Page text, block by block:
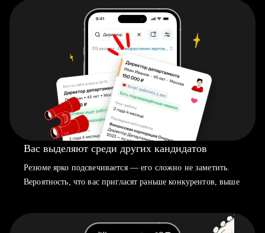
Вас выделяют среди других кандидатов
Резюме ярко подсвечивается — его сложно не заметить.
Вероятность, что вас пригласят раньше конкурентов, выше